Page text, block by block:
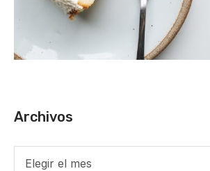
Archivos